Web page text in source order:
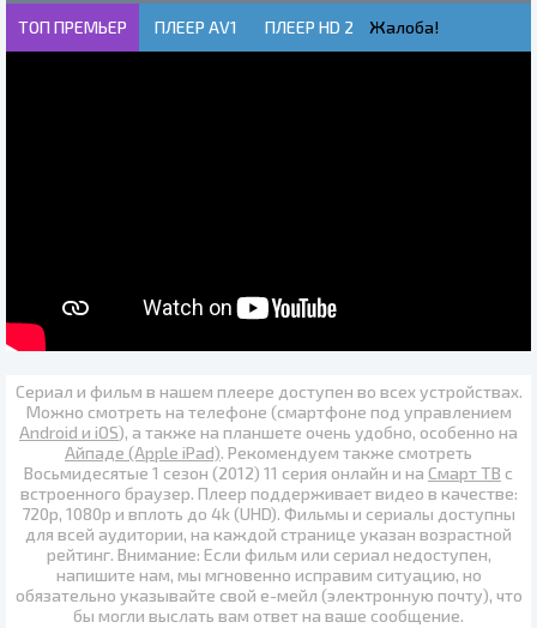
ТОП ПРЕМЬЕР ПЛЕЕР AV1 ПЛЕЕР HD 2 Жалоба!
Сериал и фильм в нашем плеере доступен во всех устройствах.
Можно смотреть на телефоне (смартфоне под управлением
Android и iOS), а также на планшете очень удобно, особенно на
Айпаде (Apple iPad). Рекомендуем также смотреть
Восьмидесятые 1 сезон (2012) 11 серия онлайн и на Смарт ТВ с
встроенного браузер. Плеер поддерживает видео в качестве:
720p, 1080p и вплоть до 4k (UHD). Фильмы и сериалы доступны
для всей аудитории, на каждой странице указан возрастной
рейтинг. Внимание: Если фильм или сериал недоступен,
напишите нам, мы мгновенно исправим ситуацию, но
обязательно указывайте свой е-мейл (электронную почту), что
бы могли выслать вам ответ на ваше сообщение.